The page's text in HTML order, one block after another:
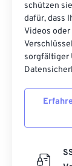
schützen
dafür, dass
Videos
sorgfältiger